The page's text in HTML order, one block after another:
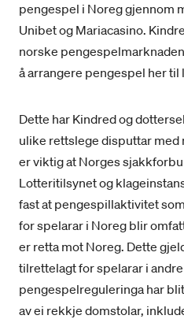
pengespel i Noreg gjennom
Unibet og Mariacasino.
norske
å arrangere pengespel her til
Dette har Kindred og
ulike rettslege disputtar
er viktig at Norges
Lotteritilsynet og
fast at pengespillaktivitet
for spelarar i Noreg blir
er retta mot Noreg. Dette
tilrettelagt for spelarar i
pengespelreguleringa har
av ei rekkje domstolar,